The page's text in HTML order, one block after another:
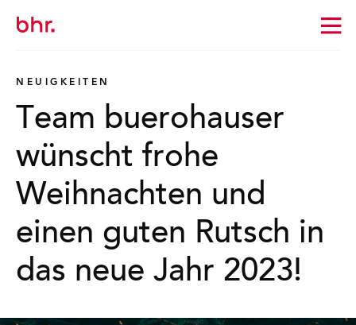
wechseln
NEUIGKEITEN
Team buerohauser
wünscht frohe
Weihnachten und
einen guten Rutsch in
das neue Jahr 2023!